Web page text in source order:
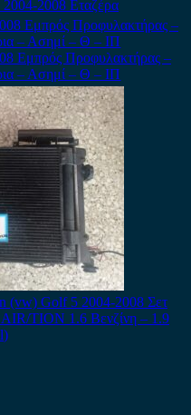
2008 Εταζέρα
Εμπρός Προφυλακτήρας –
– Ασημί – Θ – ΙΠ
(vw) Golf 5 2004-2008 Σετ
TION 1.6 Βενζίνη – 1.9